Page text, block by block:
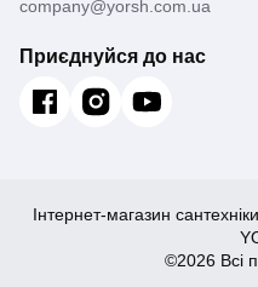
company@yorsh.com.ua
Приєднуйся до нас
Інтернет-магазин
©2026 Всі